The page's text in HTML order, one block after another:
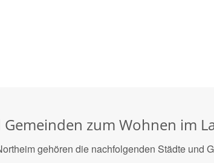
Gemeinden zum Wohnen im
gehören die nachfolgenden Städte und